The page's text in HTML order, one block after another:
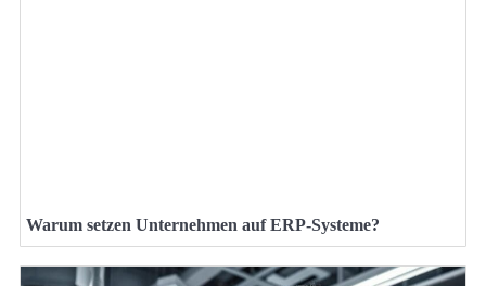
Warum setzen Unternehmen auf ERP-Systeme?